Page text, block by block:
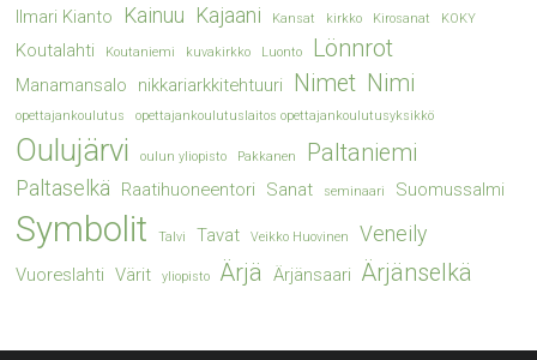
Ilmari Kianto
Kainuu Kajaani Kansat kirkko Kirosanat KOKY
Koutalahti Koutaniemi kuvakirkko Luonto Lönnrot
Manamansalo nikkariarkkitehtuuri Nimet Nimi
opettajankoulutus opettajankoulutuslaitos opettajankoulutusyksikkö
Oulujärvi oulun yliopisto Pakkanen Paltaniemi
Paltaselkä Raatihuoneentori Sanat seminaari Suomussalmi
Symbolit Talvi Tavat Veikko Huovinen Veneily
Vuoreslahti Värit yliopisto Ärjä Ärjänsaari Ärjänselkä